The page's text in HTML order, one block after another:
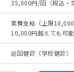
35,000円/回（税込・
実費支給（上限
10,000円越えても可能
巡回健診（学校健診）